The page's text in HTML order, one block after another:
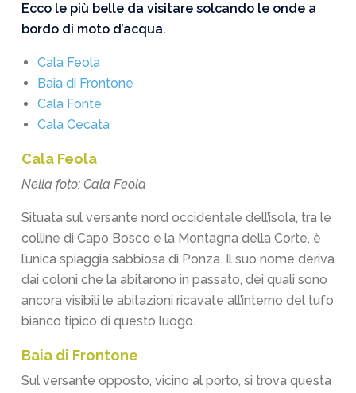
Ecco le più belle da visitare solcando le onde a
bordo di moto d’acqua.
Cala Feola
Baia di Frontone
Cala Fonte
Cala Cecata
Cala Feola
Nella foto: Cala Feola
Situata sul versante nord occidentale dell’isola, tra le
colline di Capo Bosco e la Montagna della Corte, è
l’unica spiaggia sabbiosa di Ponza. Il suo nome deriva
dai coloni che la abitarono in passato, dei quali sono
ancora visibili le abitazioni ricavate all’interno del tufo
bianco tipico di questo luogo.
Baia di Frontone
Sul versante opposto, vicino al porto, si trova questa